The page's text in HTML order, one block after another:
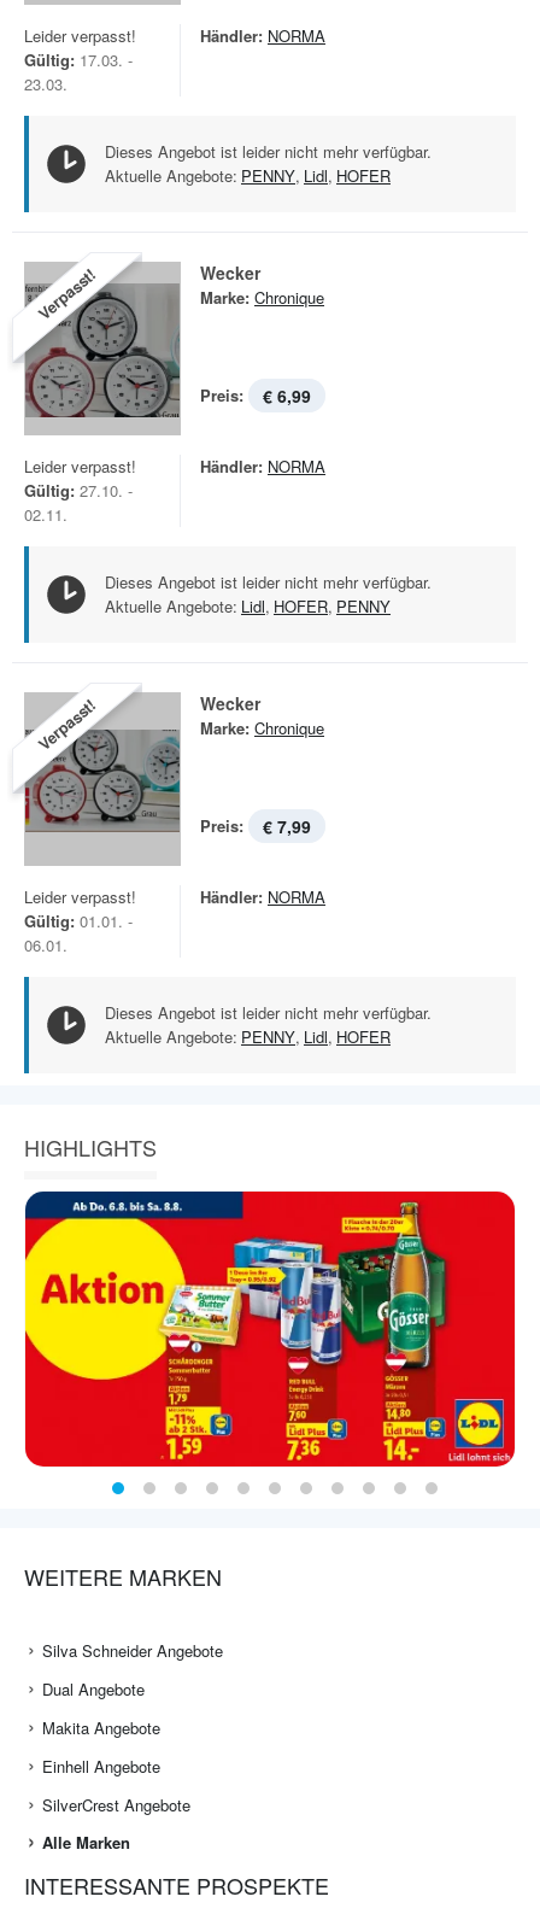
Leider verpasst!
Gültig: 17.03. -
23.03.
Händler: NORMA
Dieses Angebot ist leider nicht mehr verfügbar.
Aktuelle Angebote: PENNY, Lidl, HOFER
Verpasst! Wecker
Marke: Chronique
Preis: € 6,99
Leider verpasst!
Gültig: 27.10. -
02.11.
Händler: NORMA
Dieses Angebot ist leider nicht mehr verfügbar.
Aktuelle Angebote: Lidl, HOFER, PENNY
Verpasst! Wecker
Marke: Chronique
Preis: € 7,99
Leider verpasst!
Gültig: 01.01. -
06.01.
Händler: NORMA
Dieses Angebot ist leider nicht mehr verfügbar.
Aktuelle Angebote: PENNY, Lidl, HOFER
HIGHLIGHTS
WEITERE MARKEN
Silva Schneider Angebote
Dual Angebote
Makita Angebote
Einhell Angebote
SilverCrest Angebote
Alle Marken
INTERESSANTE PROSPEKTE